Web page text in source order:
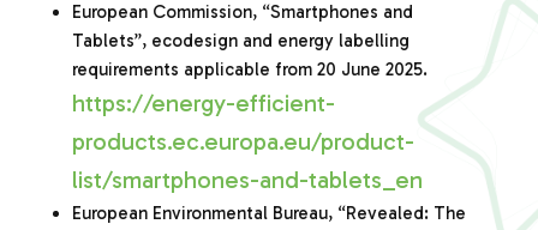
European Commission, “Smartphones and
Tablets”, ecodesign and energy labelling
requirements applicable from 20 June 2025.
https://energy-efficient-
products.ec.europa.eu/product-
list/smartphones-and-tablets_en
European Environmental Bureau, “Revealed: The